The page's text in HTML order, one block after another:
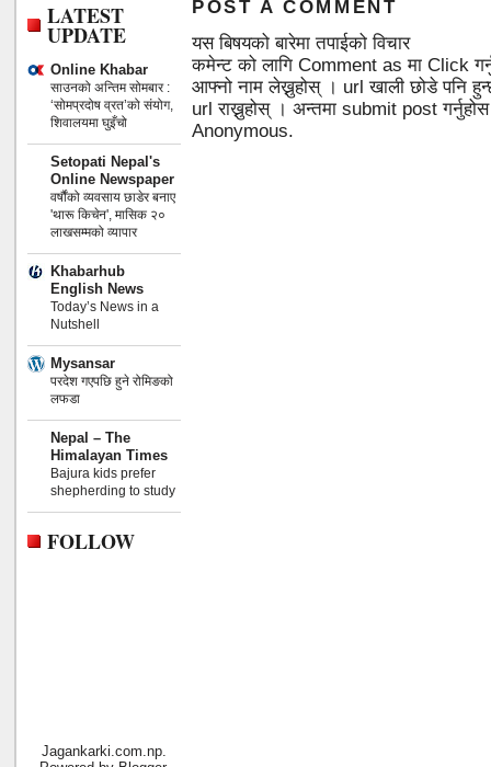
LATEST
UPDATE
Online Khabar
साउनको अन्तिम सोमबार :
‘सोमप्रदोष व्रत’को संयोग,
शिवालयमा घुइँचो
Setopati Nepal's
Online Newspaper
वर्षौंको व्यवसाय छाडेर बनाए
'थारू किचेन', मासिक २०
लाखसम्मको व्यापार
Khabarhub
English News
Today’s News in a
Nutshell
Mysansar
परदेश गएपछि हुने रोमिङको
लफडा
Nepal – The
Himalayan Times
Bajura kids prefer
shepherding to study
FOLLOW
Jagankarki.com.np.
POST A COMMENT
यस बिषयको बारेमा तपाईको विचार
कमेन्ट को लागि Comment as मा Click
आफ्नो नाम लेख्नुहोस् । url खाली छोडे पनि
url राख्नुहोस् । अन्तमा submit post
Anonymous.